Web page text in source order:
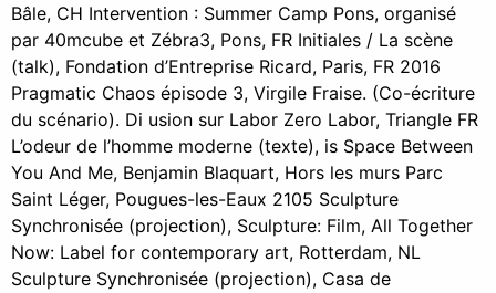
Bâle, CH Intervention : Summer Camp Pons, organisé
par 40mcube et Zébra3, Pons, FR Initiales / La scène
(talk), Fondation d’Entreprise Ricard, Paris, FR 2016
Pragmatic Chaos épisode 3, Virgile Fraise. (Co-écriture
du scénario). Di usion sur Labor Zero Labor, Triangle FR
L’odeur de l’homme moderne (texte), is Space Between
You And Me, Benjamin Blaquart, Hors les murs Parc
Saint Léger, Pougues-les-Eaux 2105 Sculpture
Synchronisée (projection), Sculpture: Film, All Together
Now: Label for contemporary art, Rotterdam, NL
Sculpture Synchronisée (projection), Casa de